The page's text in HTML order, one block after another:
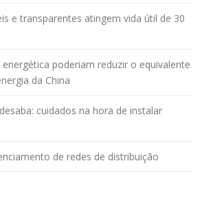
e transparentes atingem vida útil de 30
poderiam reduzir o equivalente
da China
cuidados na hora de instalar
de redes de distribuição